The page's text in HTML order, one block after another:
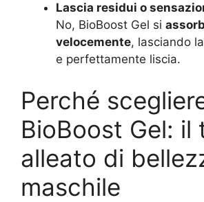
Lascia residui o
No, BioBoost Gel si
velocemente, lasciando
e perfettamente liscia.
Perché
BioBoost Gel: il
alleato di
maschile